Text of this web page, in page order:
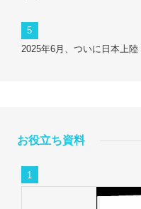
2025年6月、ついに日本上
お役立ち資料